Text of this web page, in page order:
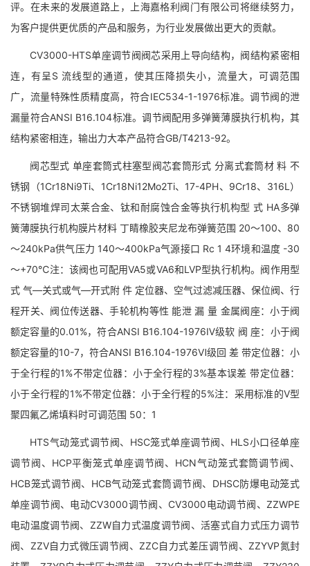
评。在未来的发展道路上，上海嘉格利阀门有限公司将继续努力，
为客户提供更优质的产品和服务，为行业发展做出更大的贡献。
CV3000-HTS单座调节阀阀芯采用上导向结构，阀结构紧密相
连，有呈S 流线型的通道，使其压降损失小，流量大，可调范围
广，流量特殊性质精度高，符合IEC534-1-1976标准。调节阀的泄
漏量符合ANSI B16.104标准。调节阀配用多弹簧薄膜执行机构，其
结构紧密相连，输出力大本产品符合GB/T4213-92。
阀芯型式 单座套筒式柱塞型阀芯套筒形式 分离式套筒材 料 不
锈钢（1Cr18Ni9Ti、1Cr18Ni12Mo2Ti、17-4PH、9Cr18、316L）
不锈钢堆焊司太莱合金、钛和耐腐蚀合金等执行机构型 式 HA多弹
簧薄膜执行机构膜片材料 丁睛橡胶夹尼龙布弹簧范围 20～100、80
～240kPa供气压力 140～400kPa气源接口 Rc 1 4环境和温度 -30
～+70℃注：该阀也可配用VA5或VA6和LVP型执行机构。阀作用型
式 气—关式或气—开式附 件 定位器、空气过滤减压器、保位阀、行
程开关、阀位传送器、手轮机构等性 能泄 漏 量 金属阀座：小于阀
额定容量的0.01%，符合ANSI B16.104-1976Ⅳ级软 阀 座：小于阀
额定容量的10-7，符合ANSI B16.104-1976Ⅵ级回 差 带定位器：小
于全行程的1%不带定位器：小于全行程的3%基本误差 带定位器：
小于全行程的1%不带定位器：小于全行程的5%注：采用标准的V型
聚四氟乙烯填料时可调范围 50：1
HTS气动笼式调节阀、HSC笼式单座调节阀、HLS小口径单座
调节阀、HCP平衡笼式单座调节阀、HCN气动笼式套筒调节阀、
HCB笼式调节阀、HCB气动笼式套筒调节阀、DHSC防爆电动笼式
单座调节阀、电动CV3000调节阀、CV3000电动调节阀、ZZWPE
电动温度调节阀、ZZW自力式温度调节阀、活塞式自力式压力调节
阀、ZZV自力式微压调节阀、ZZC自力式差压调节阀、ZZYVP氮封